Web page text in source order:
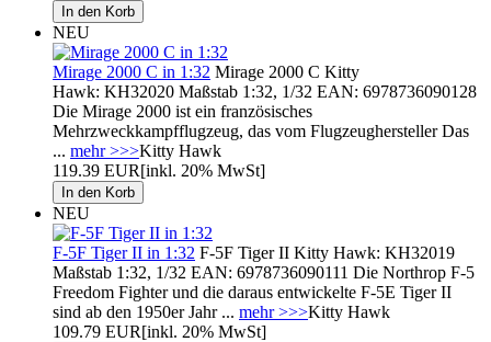
NEU
Mirage 2000 C in 1:32 Mirage 2000 C Kitty
Hawk: KH32020 Maßstab 1:32, 1/32 EAN: 6978736090128
Die Mirage 2000 ist ein französisches
Mehrzweckkampfflugzeug, das vom Flugzeughersteller Das
... mehr >>>Kitty Hawk
119.39 EUR[inkl. 20% MwSt]
NEU
F-5F Tiger II in 1:32 F-5F Tiger II Kitty Hawk: KH32019
Maßstab 1:32, 1/32 EAN: 6978736090111 Die Northrop F-5
Freedom Fighter und die daraus entwickelte F-5E Tiger II
sind ab den 1950er Jahr ... mehr >>>Kitty Hawk
109.79 EUR[inkl. 20% MwSt]